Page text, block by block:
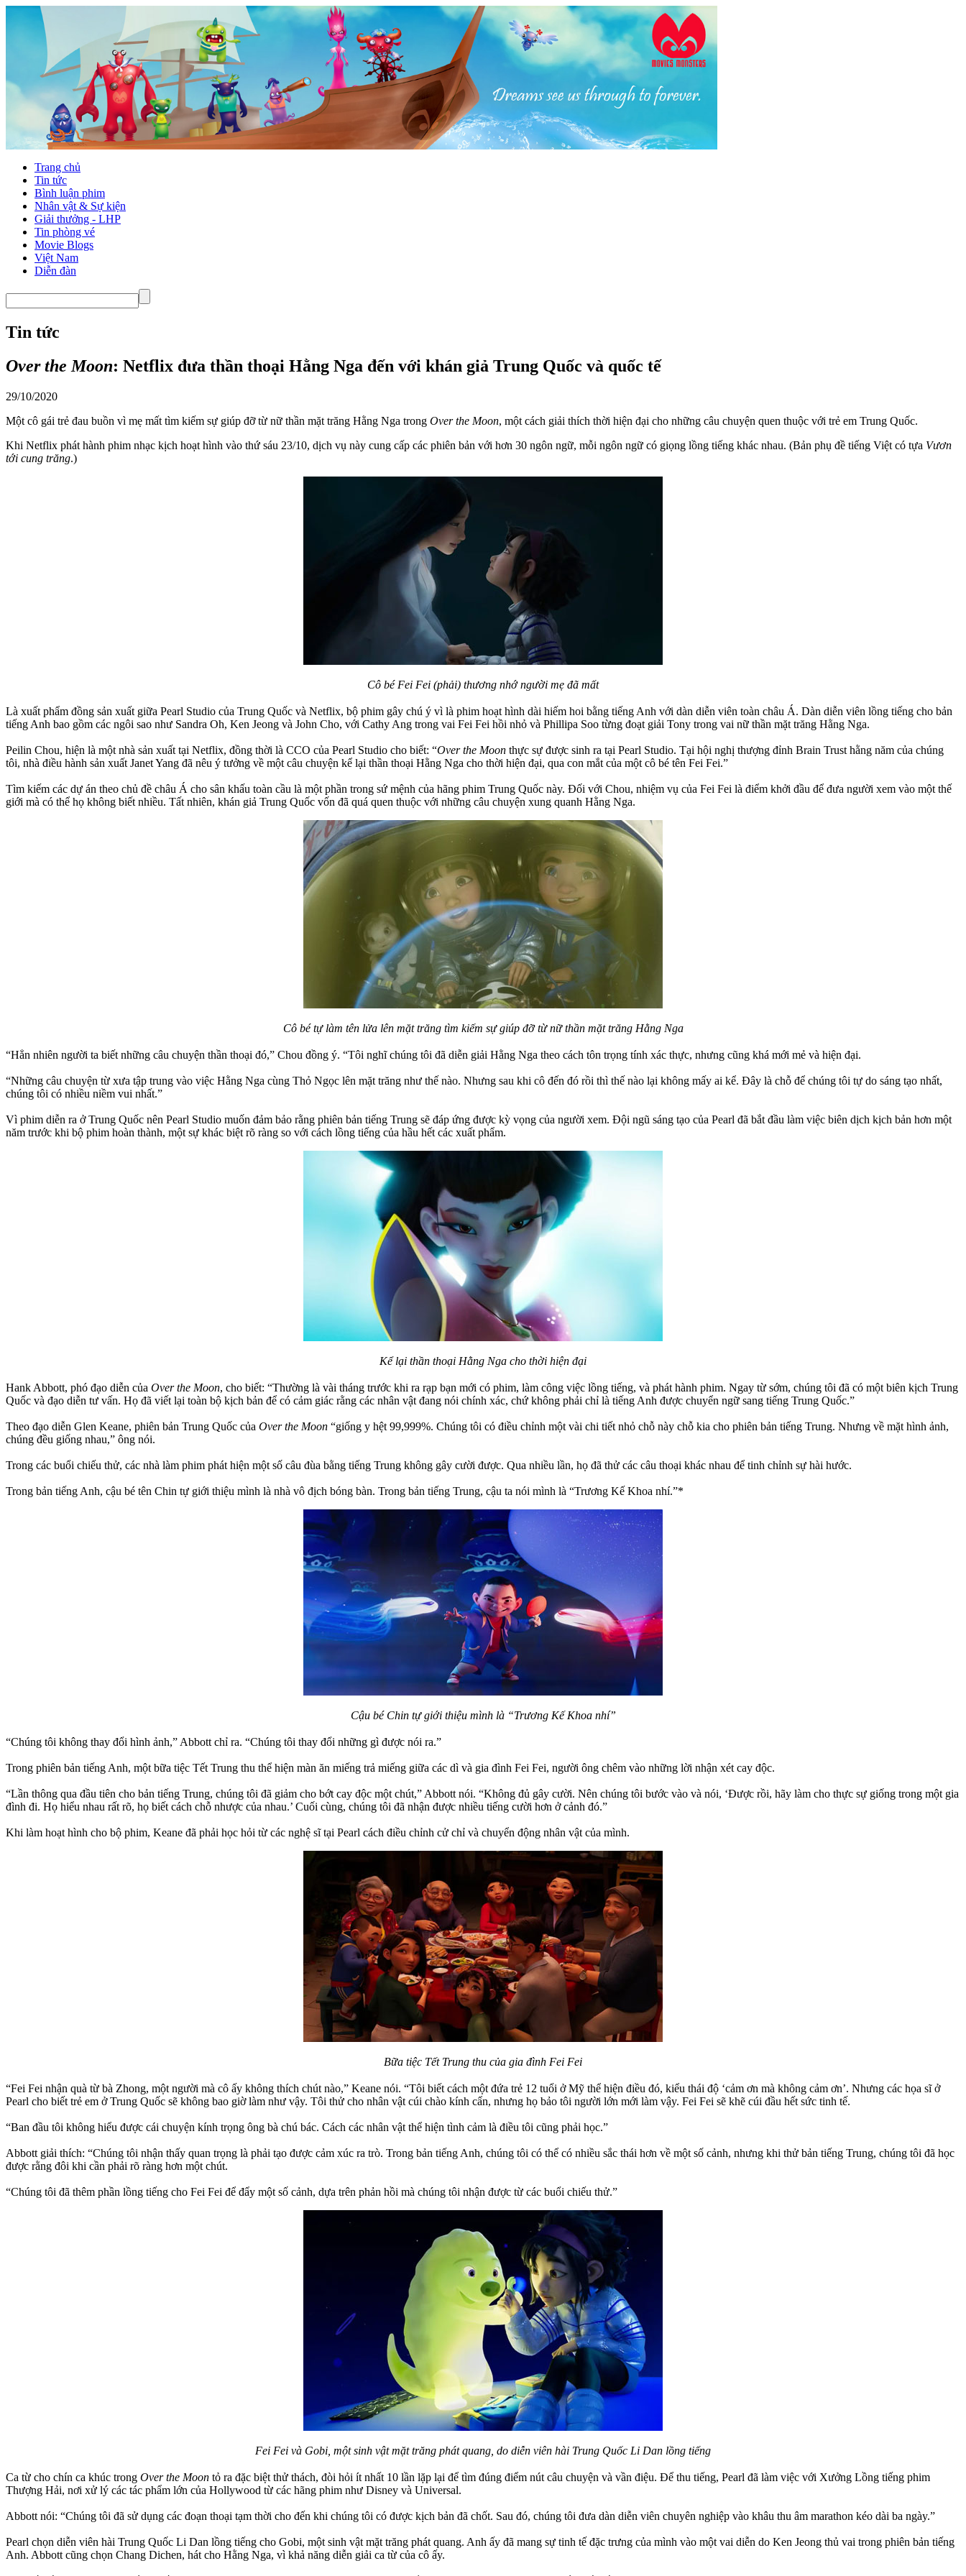
Trang chủ
Tin tức
Bình luận phim
Nhân vật & Sự kiện
Giải thưởng - LHP
Tin phòng vé
Movie Blogs
Việt Nam
Diễn đàn
Tin tức
Over the Moon: Netflix đưa thần thoại Hằng Nga đến với khán giả Trung Quốc và quốc tế
29/10/2020
Một cô gái trẻ đau buồn vì mẹ mất tìm kiếm sự giúp đỡ từ nữ thần mặt trăng Hằng Nga trong Over the Moon, một cách giải thích thời hiện đại cho những câu chuyện quen thuộc với trẻ em Trung Quốc.
Khi Netflix phát hành phim nhạc kịch hoạt hình vào thứ sáu 23/10, dịch vụ này cung cấp các phiên bản với hơn 30 ngôn ngữ, mỗi ngôn ngữ có giọng lồng tiếng khác nhau. (Bản phụ đề tiếng Việt có tựa Vươn
tới cung trăng.)
Cô bé Fei Fei (phải) thương nhớ người mẹ đã mất
Là xuất phẩm đồng sản xuất giữa Pearl Studio của Trung Quốc và Netflix, bộ phim gây chú ý vì là phim hoạt hình dài hiếm hoi bằng tiếng Anh với dàn diễn viên toàn châu Á. Dàn diễn viên lồng tiếng cho bản
tiếng Anh bao gồm các ngôi sao như Sandra Oh, Ken Jeong và John Cho, với Cathy Ang trong vai Fei Fei hồi nhỏ và Phillipa Soo từng đoạt giải Tony trong vai nữ thần mặt trăng Hằng Nga.
Peilin Chou, hiện là một nhà sản xuất tại Netflix, đồng thời là CCO của Pearl Studio cho biết: “Over the Moon thực sự được sinh ra tại Pearl Studio. Tại hội nghị thượng đỉnh Brain Trust hằng năm của chúng
tôi, nhà điều hành sản xuất Janet Yang đã nêu ý tưởng về một câu chuyện kể lại thần thoại Hằng Nga cho thời hiện đại, qua con mắt của một cô bé tên Fei Fei.”
Tìm kiếm các dự án theo chủ đề châu Á cho sân khấu toàn cầu là một phần trong sứ mệnh của hãng phim Trung Quốc này. Đối với Chou, nhiệm vụ của Fei Fei là điểm khởi đầu để đưa người xem vào một thế
giới mà có thể họ không biết nhiều. Tất nhiên, khán giả Trung Quốc vốn đã quá quen thuộc với những câu chuyện xung quanh Hằng Nga.
Cô bé tự làm tên lửa lên mặt trăng tìm kiếm sự giúp đỡ từ nữ thần mặt trăng Hằng Nga
“Hẳn nhiên người ta biết những câu chuyện thần thoại đó,” Chou đồng ý. “Tôi nghĩ chúng tôi đã diễn giải Hằng Nga theo cách tôn trọng tính xác thực, nhưng cũng khá mới mẻ và hiện đại.
“Những câu chuyện từ xưa tập trung vào việc Hằng Nga cùng Thỏ Ngọc lên mặt trăng như thế nào. Nhưng sau khi cô đến đó rồi thì thế nào lại không mấy ai kể. Đây là chỗ để chúng tôi tự do sáng tạo nhất,
chúng tôi có nhiều niềm vui nhất.”
Vì phim diễn ra ở Trung Quốc nên Pearl Studio muốn đảm bảo rằng phiên bản tiếng Trung sẽ đáp ứng được kỳ vọng của người xem. Đội ngũ sáng tạo của Pearl đã bắt đầu làm việc biên dịch kịch bản hơn một
năm trước khi bộ phim hoàn thành, một sự khác biệt rõ ràng so với cách lồng tiếng của hầu hết các xuất phẩm.
Kể lại thần thoại Hằng Nga cho thời hiện đại
Hank Abbott, phó đạo diễn của Over the Moon, cho biết: “Thường là vài tháng trước khi ra rạp bạn mới có phim, làm công việc lồng tiếng, và phát hành phim. Ngay từ sớm, chúng tôi đã có một biên kịch Trung
Quốc và đạo diễn tư vấn. Họ đã viết lại toàn bộ kịch bản để có cảm giác rằng các nhân vật đang nói chính xác, chứ không phải chỉ là tiếng Anh được chuyển ngữ sang tiếng Trung Quốc.”
Theo đạo diễn Glen Keane, phiên bản Trung Quốc của Over the Moon “giống y hệt 99,999%. Chúng tôi có điều chỉnh một vài chi tiết nhỏ chỗ này chỗ kia cho phiên bản tiếng Trung. Nhưng về mặt hình ảnh,
chúng đều giống nhau,” ông nói.
Trong các buổi chiếu thử, các nhà làm phim phát hiện một số câu đùa bằng tiếng Trung không gây cười được. Qua nhiều lần, họ đã thử các câu thoại khác nhau để tinh chỉnh sự hài hước.
Trong bản tiếng Anh, cậu bé tên Chin tự giới thiệu mình là nhà vô địch bóng bàn. Trong bản tiếng Trung, cậu ta nói mình là “Trương Kế Khoa nhí.”*
Cậu bé Chin tự giới thiệu mình là “Trương Kế Khoa nhí”
“Chúng tôi không thay đổi hình ảnh,” Abbott chỉ ra. “Chúng tôi thay đổi những gì được nói ra.”
Trong phiên bản tiếng Anh, một bữa tiệc Tết Trung thu thể hiện màn ăn miếng trả miếng giữa các dì và gia đình Fei Fei, người ông chêm vào những lời nhận xét cay độc.
“Lần thông qua đầu tiên cho bản tiếng Trung, chúng tôi đã giảm cho bớt cay độc một chút,” Abbott nói. “Không đủ gây cười. Nên chúng tôi bước vào và nói, ‘Được rồi, hãy làm cho thực sự giống trong một gia
đình đi. Họ hiểu nhau rất rõ, họ biết cách chỗ nhược của nhau.’ Cuối cùng, chúng tôi đã nhận được nhiều tiếng cười hơn ở cảnh đó.”
Khi làm hoạt hình cho bộ phim, Keane đã phải học hỏi từ các nghệ sĩ tại Pearl cách điều chỉnh cử chỉ và chuyển động nhân vật của mình.
Bữa tiệc Tết Trung thu của gia đình Fei Fei
“Fei Fei nhận quà từ bà Zhong, một người mà cô ấy không thích chút nào,” Keane nói. “Tôi biết cách một đứa trẻ 12 tuổi ở Mỹ thể hiện điều đó, kiểu thái độ ‘cảm ơn mà không cảm ơn’. Nhưng các họa sĩ ở
Pearl cho biết trẻ em ở Trung Quốc sẽ không bao giờ làm như vậy. Tôi thử cho nhân vật cúi chào kính cẩn, nhưng họ bảo tôi người lớn mới làm vậy. Fei Fei sẽ khẽ cúi đầu hết sức tinh tế.
“Ban đầu tôi không hiểu được cái chuyện kính trọng ông bà chú bác. Cách các nhân vật thể hiện tình cảm là điều tôi cũng phải học.”
Abbott giải thích: “Chúng tôi nhận thấy quan trọng là phải tạo được cảm xúc ra trò. Trong bản tiếng Anh, chúng tôi có thể có nhiều sắc thái hơn về một số cảnh, nhưng khi thử bản tiếng Trung, chúng tôi đã học
được rằng đôi khi cần phải rõ ràng hơn một chút.
“Chúng tôi đã thêm phần lồng tiếng cho Fei Fei để đẩy một số cảnh, dựa trên phản hồi mà chúng tôi nhận được từ các buổi chiếu thử.”
Fei Fei và Gobi, một sinh vật mặt trăng phát quang, do diễn viên hài Trung Quốc Li Dan lồng tiếng
Ca từ cho chín ca khúc trong Over the Moon tỏ ra đặc biệt thử thách, đòi hỏi ít nhất 10 lần lặp lại để tìm đúng điểm nút câu chuyện và vần điệu. Để thu tiếng, Pearl đã làm việc với Xưởng Lồng tiếng phim
Thượng Hải, nơi xử lý các tác phẩm lớn của Hollywood từ các hãng phim như Disney và Universal.
Abbott nói: “Chúng tôi đã sử dụng các đoạn thoại tạm thời cho đến khi chúng tôi có được kịch bản đã chốt. Sau đó, chúng tôi đưa dàn diễn viên chuyên nghiệp vào khâu thu âm marathon kéo dài ba ngày.”
Pearl chọn diễn viên hài Trung Quốc Li Dan lồng tiếng cho Gobi, một sinh vật mặt trăng phát quang. Anh ấy đã mang sự tinh tế đặc trưng của mình vào một vai diễn do Ken Jeong thủ vai trong phiên bản tiếng
Anh. Abbott cũng chọn Chang Dichen, hát cho Hằng Nga, vì khả năng diễn giải ca từ của cô ấy.